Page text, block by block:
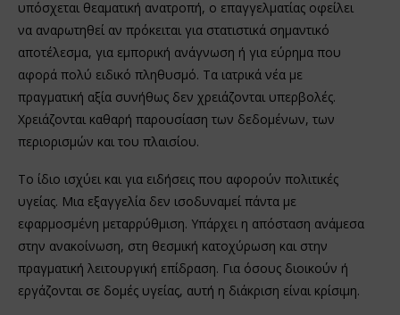
υπόσχεται θεαματική ανατροπή, ο επαγγελματίας οφείλει
να αναρωτηθεί αν πρόκειται για στατιστικά σημαντικό
αποτέλεσμα, για εμπορική ανάγνωση ή για εύρημα που
αφορά πολύ ειδικό πληθυσμό. Τα ιατρικά νέα με
πραγματική αξία συνήθως δεν χρειάζονται υπερβολές.
Χρειάζονται καθαρή παρουσίαση των δεδομένων, των
περιορισμών και του πλαισίου.
Το ίδιο ισχύει και για ειδήσεις που αφορούν πολιτικές
υγείας. Μια εξαγγελία δεν ισοδυναμεί πάντα με
εφαρμοσμένη μεταρρύθμιση. Υπάρχει η απόσταση ανάμεσα
στην ανακοίνωση, στη θεσμική κατοχύρωση και στην
πραγματική λειτουργική επίδραση. Για όσους διοικούν ή
εργάζονται σε δομές υγείας, αυτή η διάκριση είναι κρίσιμη.